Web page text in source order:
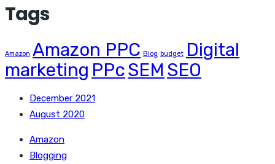
Tags
Amazon Amazon PPC Blog budget Digital
marketing PPcSEM SEO
December 2021
August 2020
Amazon
Blogging